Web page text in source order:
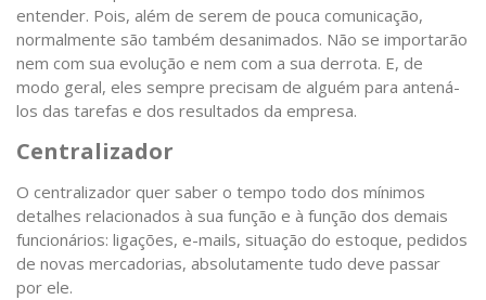
entender. Pois, além de serem de pouca comunicação,
normalmente são também desanimados. Não se importarão
nem com sua evolução e nem com a sua derrota. E, de
modo geral, eles sempre precisam de alguém para antená-
los das tarefas e dos resultados da empresa.
Centralizador
O centralizador quer saber o tempo todo dos mínimos
detalhes relacionados à sua função e à função dos demais
funcionários: ligações, e-mails, situação do estoque, pedidos
de novas mercadorias, absolutamente tudo deve passar
por ele.